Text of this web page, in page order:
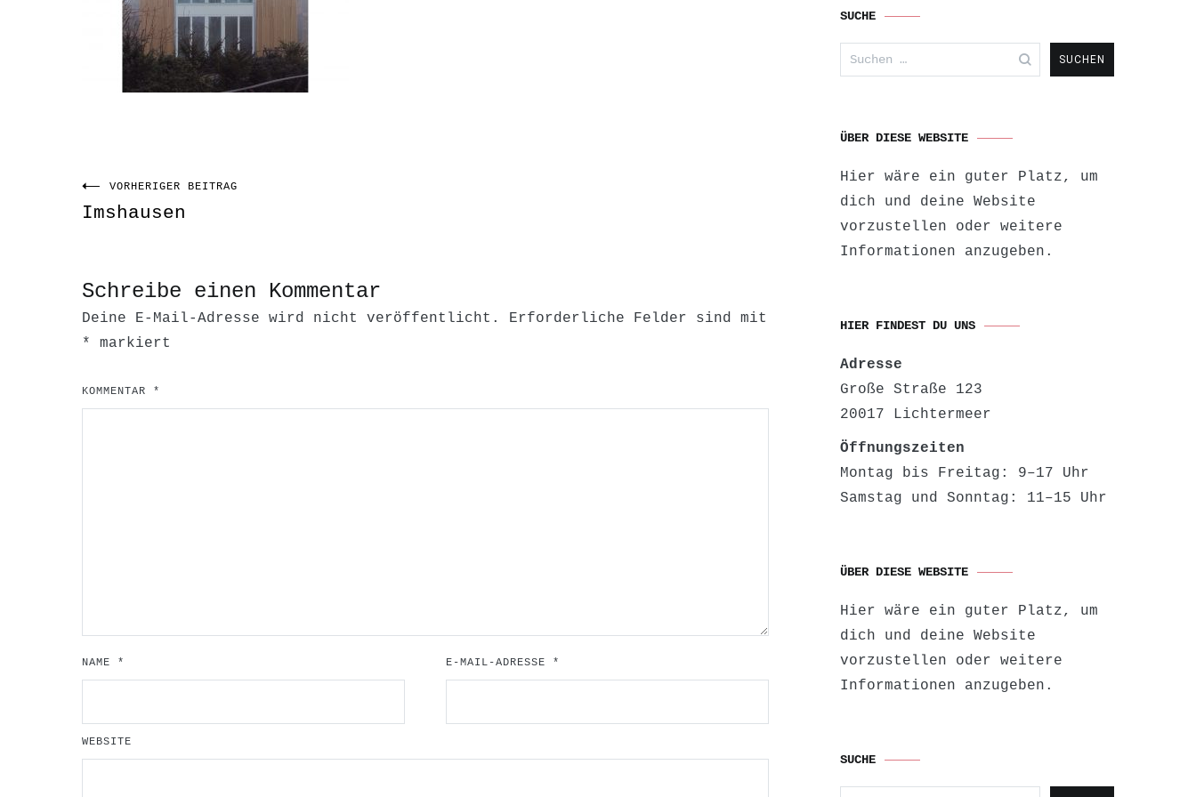
Beitragsnavigation
VORHERIGER BEITRAG
Imshausen
Schreibe einen Kommentar
Deine E-Mail-Adresse wird nicht veröffentlicht.
Erforderliche Felder sind mit
*
markiert
KOMMENTAR *
NAME * E-MAIL-ADRESSE *
WEBSITE
SUCHE
nach:
ÜBER DIESE WEBSITE
Hier wäre ein guter Platz, um
dich und deine Website
vorzustellen oder weitere
Informationen anzugeben.
HIER FINDEST DU UNS
Adresse
Große Straße 123
20017 Lichtermeer
Öffnungszeiten
Montag bis Freitag: 9–17 Uhr
Samstag und Sonntag: 11–15 Uhr
ÜBER DIESE WEBSITE
Hier wäre ein guter Platz, um
dich und deine Website
vorzustellen oder weitere
Informationen anzugeben.
SUCHE